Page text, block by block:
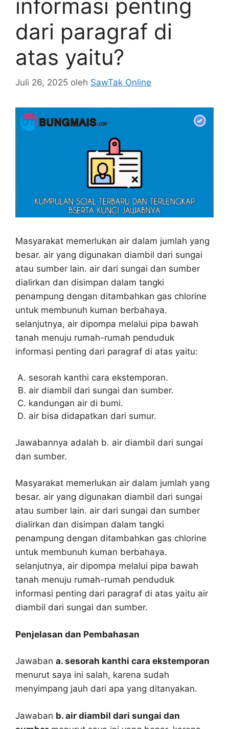
informasi penting
dari paragraf di
atas yaitu?
Juli 26, 2025 oleh SawTak Online
Masyarakat memerlukan air dalam jumlah yang
besar. air yang digunakan diambil dari sungai
atau sumber lain. air dari sungai dan sumber
dialirkan dan disimpan dalam tangki
penampung dengan ditambahkan gas chlorine
untuk membunuh kuman berbahaya.
selanjutnya, air dipompa melalui pipa bawah
tanah menuju rumah-rumah penduduk
informasi penting dari paragraf di atas yaitu:
sesorah kanthi cara ekstemporan.
air diambil dari sungai dan sumber.
kandungan air di bumi.
air bisa didapatkan dari sumur.
Jawabannya adalah b. air diambil dari sungai
dan sumber.
Masyarakat memerlukan air dalam jumlah yang
besar. air yang digunakan diambil dari sungai
atau sumber lain. air dari sungai dan sumber
dialirkan dan disimpan dalam tangki
penampung dengan ditambahkan gas chlorine
untuk membunuh kuman berbahaya.
selanjutnya, air dipompa melalui pipa bawah
tanah menuju rumah-rumah penduduk
informasi penting dari paragraf di atas yaitu air
diambil dari sungai dan sumber.
Penjelasan dan Pembahasan
Jawaban a. sesorah kanthi cara ekstemporan
menurut saya ini salah, karena sudah
menyimpang jauh dari apa yang ditanyakan.
Jawaban b. air diambil dari sungai dan